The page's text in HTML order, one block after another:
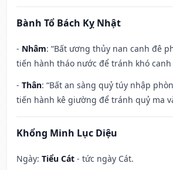
Bành Tổ Bách Kỵ Nhật
- Nhâm: “Bất ương thủy nan canh đê
tiến hành tháo nước để tránh khó
- Thân: “Bất an sàng quỷ túy nhập
tiến hành kê giường để tránh quỷ ma
Khổng Minh Lục Diệu
Ngày: Tiểu Cát - tức ngày Cát.